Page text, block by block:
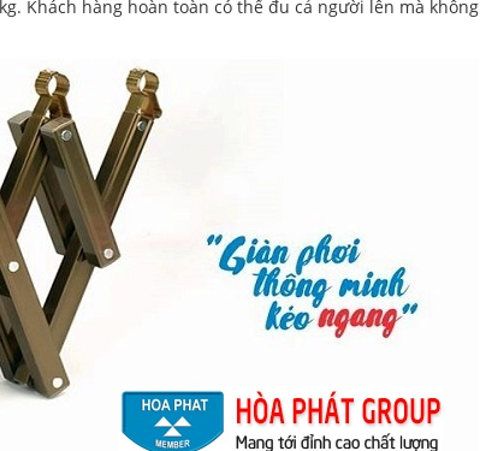
Khách hàng hoàn toàn có thể đu cả người lên mà không